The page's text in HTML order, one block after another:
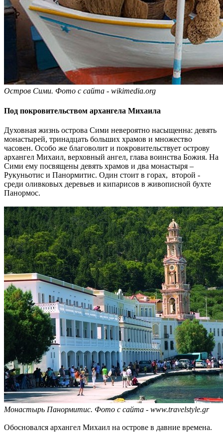
Остров Сими. Фото с сайта - wikimedia.org
Под покровительством архангела Михаила
Духовная жизнь острова Сими невероятно насыщенна: девять
монастырей, тринадцать больших храмов и множество
часовен. Особо же благоволит и покровительствует острову
архангел Михаил, верховный ангел, глава воинства Божия. На
Сими ему посвящены девять храмов и два монастыря –
Рукуньотис и Панормитис. Один стоит в горах, второй -
среди оливковых деревьев и кипарисов в живописной бухте
Панормос.
Монастырь Панормитис. Фото с сайта - www.travelstyle.gr
Обосновался архангел Михаил на острове в давние времена.